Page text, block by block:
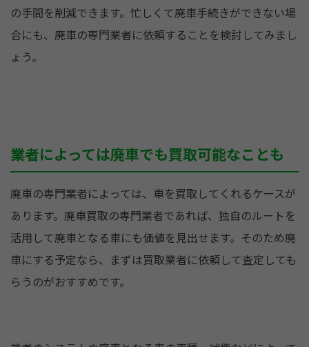
の手間を削減できます。忙しくて廃車手続きができない場
合にも、廃車の専門業者に依頼することを検討してみまし
ょう。
業者によっては廃車でも買取可能なことも
廃車の専門業者によっては、車を買取してくれるケースが
あります。廃車買取の専門業者であれば、独自のルートを
活用して廃車となる車にも価値を見出せます。そのため廃
車にする予定なら、まずは買取業者に依頼して査定しても
らうのがおすすめです。